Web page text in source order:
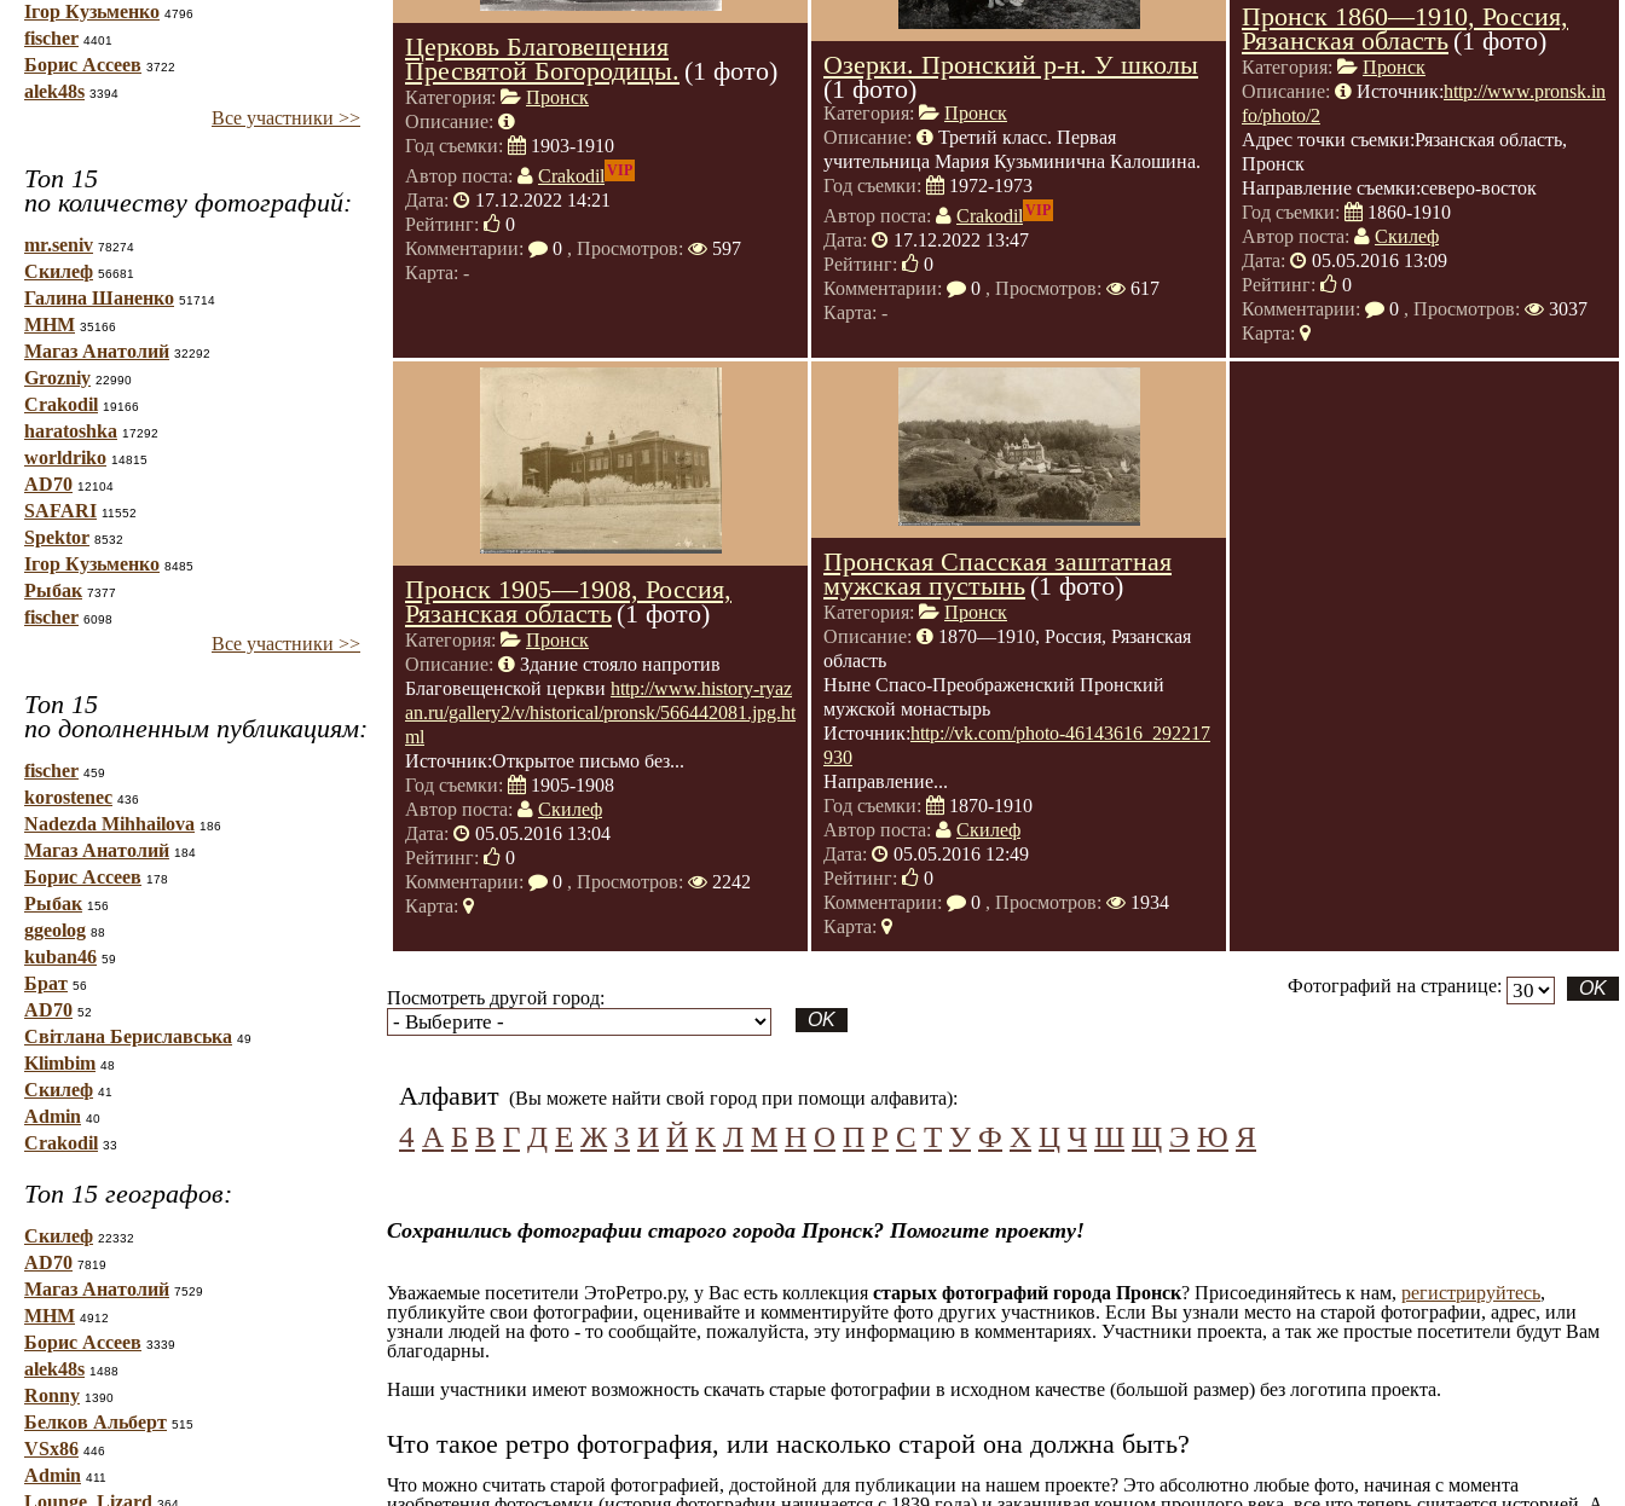
Ігор Кузьменко 4796
fischer 4401
Борис Ассеев 3722
alek48s 3394
Все участники >>
Топ 15
по количеству фотографий:
mr.seniv 78274
Скилеф 56681
Галина Шаненко 51714
МНМ 35166
Магаз Анатолий 32292
Grozniy 22990
Crakodil 19166
haratoshka 17292
worldriko 14815
AD70 12104
SAFARI 11552
Spektor 8532
Ігор Кузьменко 8485
Рыбак 7377
fischer 6098
Все участники >>
Топ 15
по дополненным публикациям:
fischer 459
korostenec 436
Nadezda Mihhailova 186
Магаз Анатолий 184
Борис Ассеев 178
Рыбак 156
ggeolog 88
kuban46 59
Брат 56
AD70 52
Світлана Бериславська 49
Klimbim 48
Скилеф 41
Admin 40
Crakodil 33
Топ 15 географов:
Скилеф 22332
AD70 7819
Магаз Анатолий 7529
МНМ 4912
Борис Ассеев 3339
alek48s 1488
Ronny 1390
Белков Альберт 515
VSx86 446
Admin 411
Lounge_Lizard
Церковь Благовещения
Пресвятой Богородицы. (1 фото)
Категория:
Пронск
Описание:
Год съемки:
1903-1910
Автор поста:
Crakodil VIP
Дата:
17.12.2022 14:21
Рейтинг:
0
Комментарии:
0 , Просмотров:
597
Карта: -
Озерки. Пронский р-н. У школы
(1 фото)
Категория:
Пронск
Описание:
Третий класс. Первая
учительница Мария Кузьминична Калошина.
Год съемки:
1972-1973
Автор поста:
Crakodil VIP
Дата:
17.12.2022 13:47
Рейтинг:
0
Комментарии:
0 , Просмотров:
617
Карта: -
Пронск 1860—1910, Россия,
Рязанская область(1 фото)
Категория:
Пронск
Описание:
Источник:http://www.pronsk.in
fo/photo/2
Адрес точки съемки:Рязанская область,
Пронск
Направление съемки:северо-восток
Год съемки:
1860-1910
Автор поста:
Скилеф
Дата:
05.05.2016 13:09
Рейтинг:
0
Комментарии:
0 , Просмотров:
3037
Карта:
Пронск 1905—1908, Россия,
Рязанская область(1 фото)
Категория:
Пронск
Описание:
Здание стояло напротив
Благовещенской церкви http://www.history-ryaz
an.ru/gallery2/v/historical/pronsk/566442081.jpg.ht
ml
Источник:Открытое письмо без...
Год съемки:
1905-1908
Автор поста:
Скилеф
Дата:
05.05.2016 13:04
Рейтинг:
0
Комментарии:
0 , Просмотров:
2242
Карта:
Пронская Спасская заштатная
мужская пустынь(1 фото)
Категория:
Пронск
Описание:
1870—1910, Россия, Рязанская
область
Ныне Спасо-Преображенский Пронский
мужской монастырь
Источник:http://vk.com/photo-46143616_292217
930
Направление...
Год съемки:
1870-1910
Автор поста:
Скилеф
Дата:
05.05.2016 12:49
Рейтинг:
0
Комментарии:
0 , Просмотров:
1934
Карта:
Посмотреть другой город:
Фотографий на странице:
Алфавит (Вы можете найти свой город при помощи алфавита):
4 А Б В Г Д Е Ж З И Й К Л М Н О П Р С Т У Ф Х Ц Ч Ш Щ Э Ю Я
Сохранились фотографии старого города Пронск? Помогите проекту!
Уважаемые посетители ЭтоРетро.ру, у Вас есть коллекция старых фотографий города Пронск? Присоединяйтесь к нам, регистрируйтесь,
публикуйте свои фотографии, оценивайте и комментируйте фото других участников. Если Вы узнали место на старой фотографии, адрес, или
узнали людей на фото - то сообщайте, пожалуйста, эту информацию в комментариях. Участники проекта, а так же простые посетители будут Вам
благодарны.
Наши участники имеют возможность скачать старые фотографии в исходном качестве (большой размер) без логотипа проекта.
Что такое ретро фотография, или насколько старой она должна быть?
Что можно считать старой фотографией, достойной для публикации на нашем проекте? Это абсолютно любые фото, начиная c момента